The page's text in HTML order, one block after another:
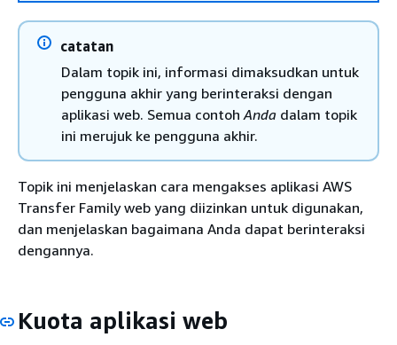
catatan
Dalam topik ini, informasi dimaksudkan untuk
pengguna akhir yang berinteraksi dengan
aplikasi web. Semua contohAnda dalam topik
ini merujuk ke pengguna akhir.
Topik ini menjelaskan cara mengakses aplikasi AWS
Transfer Family web yang diizinkan untuk digunakan,
dan menjelaskan bagaimana Anda dapat berinteraksi
dengannya.
Kuota aplikasi web